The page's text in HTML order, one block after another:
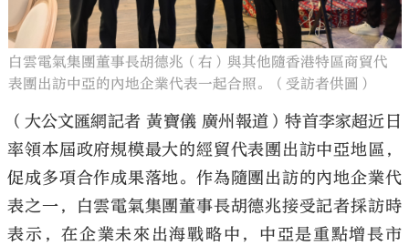
白雲電氣集團董事長胡德兆（右）與其他隨香港特區商貿代
表團出訪中亞的內地企業代表一起合照。（受訪者供圖）
（大公文匯網記者 黃寶儀 廣州報道）特首李家超近日
率領本屆政府規模最大的經貿代表團出訪中亞地區，
促成多項合作成果落地。作為隨團出訪的內地企業代
表之一，白雲電氣集團董事長胡德兆接受記者採訪時
表示，在企業未來出海戰略中，中亞是重點增長市